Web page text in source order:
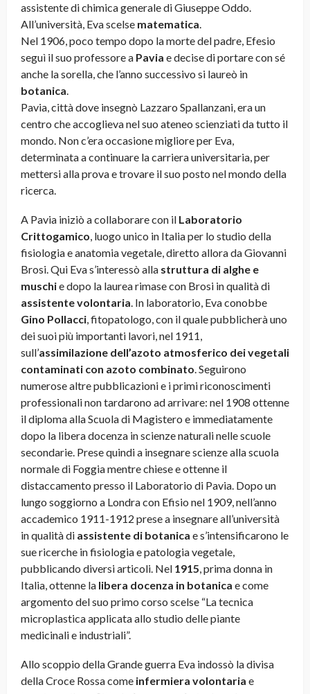
assistente di chimica generale di Giuseppe Oddo.
All’università, Eva scelse matematica.
Nel 1906, poco tempo dopo la morte del padre, Efesio
seguì il suo professore a Pavia e decise di portare con sé
anche la sorella, che l’anno successivo si laureò in
botanica.
Pavia, città dove insegnò Lazzaro Spallanzani, era un
centro che accoglieva nel suo ateneo scienziati da tutto il
mondo. Non c’era occasione migliore per Eva,
determinata a continuare la carriera universitaria, per
mettersi alla prova e trovare il suo posto nel mondo della
ricerca.
A Pavia iniziò a collaborare con il Laboratorio
Crittogamico, luogo unico in Italia per lo studio della
fisiologia e anatomia vegetale, diretto allora da Giovanni
Brosi. Qui Eva s’interessò alla struttura di alghe e
muschie dopo la laurea rimase con Brosi in qualità di
assistente volontaria. In laboratorio, Eva conobbe
Gino Pollacci, fitopatologo, con il quale pubblicherà uno
dei suoi più importanti lavori, nel 1911,
sull’assimilazione dell’azoto atmosferico dei vegetali
contaminati con azoto combinato. Seguirono
numerose altre pubblicazioni e i primi riconoscimenti
professionali non tardarono ad arrivare: nel 1908 ottenne
il diploma alla Scuola di Magistero e immediatamente
dopo la libera docenza in scienze naturali nelle scuole
secondarie. Prese quindi a insegnare scienze alla scuola
normale di Foggia mentre chiese e ottenne il
distaccamento presso il Laboratorio di Pavia. Dopo un
lungo soggiorno a Londra con Efisio nel 1909, nell’anno
accademico 1911-1912 prese a insegnare all’università
in qualità di assistente di botanica e s’intensificarono le
sue ricerche in fisiologia e patologia vegetale,
pubblicando diversi articoli. Nel 1915, prima donna in
Italia, ottenne la libera docenza in botanica e come
argomento del suo primo corso scelse “La tecnica
microplastica applicata allo studio delle piante
medicinali e industriali”.
Allo scoppio della Grande guerra Eva indossò la divisa
della Croce Rossa come infermiera volontaria e